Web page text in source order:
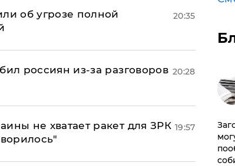
об угрозе полной
20:35
россиян из-за разговоров 20:28
не хватает ракет для ЗРК 19:57